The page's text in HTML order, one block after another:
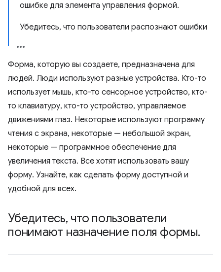
ошибке для элемента управления формой.
Убедитесь, что пользователи распознают ошибки
Форма, которую вы создаете, предназначена для
людей. Люди используют разные устройства. Кто-то
использует мышь, кто-то сенсорное устройство, кто-
то клавиатуру, кто-то устройство, управляемое
движениями глаз. Некоторые используют программу
чтения с экрана, некоторые — небольшой экран,
некоторые — программное обеспечение для
увеличения текста. Все хотят использовать вашу
форму. Узнайте, как сделать форму доступной и
удобной для всех.
Убедитесь, что пользователи
понимают назначение поля формы.